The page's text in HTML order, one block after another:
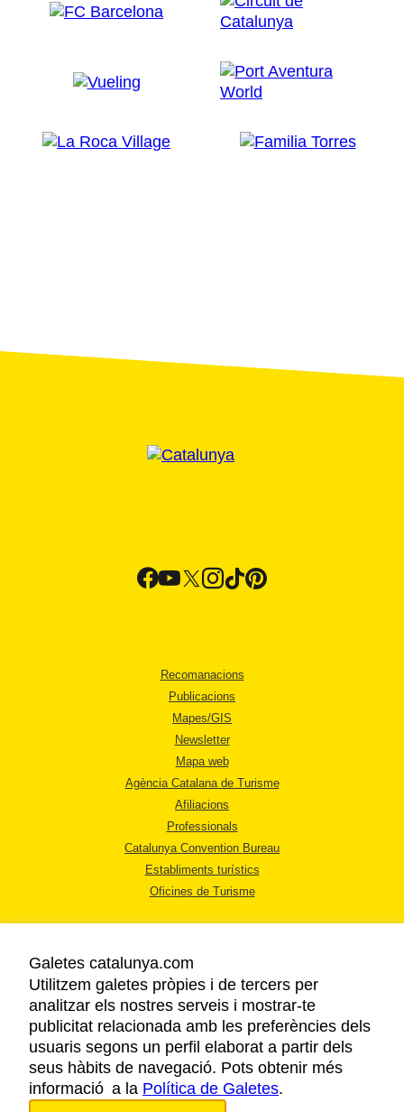
Recomanacions
Publicacions
Mapes/GIS
Newsletter
Mapa web
Agència Catalana de Turisme
Afiliacions
Professionals
Catalunya Convention Bureau
Establiments turístics
Oficines de Turisme
AVÍS LEGAL
POLÍTICA DE PRIVACITAT
COOKIES
ACCESSIBILITAT
Galetes catalunya.com
Utilitzem galetes pròpies i de tercers per
analitzar els nostres serveis i mostrar-te
publicitat relacionada amb les preferències dels
usuaris segons un perfil elaborat a partir dels
seus hàbits de navegació. Pots obtenir més
informació a la Política de Galetes.